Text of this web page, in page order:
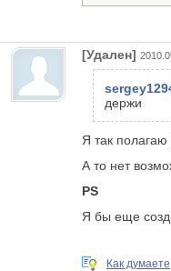
[Удален]
держи
Я так
А то нет
PS
Я бы еще
Как